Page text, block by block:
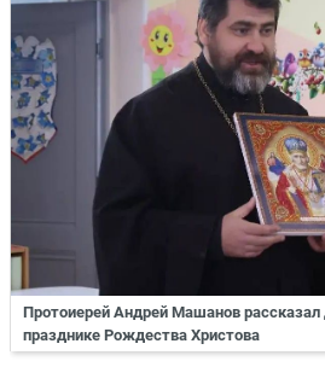
Протоиерей Андрей Машанов
празднике Рождества Христова